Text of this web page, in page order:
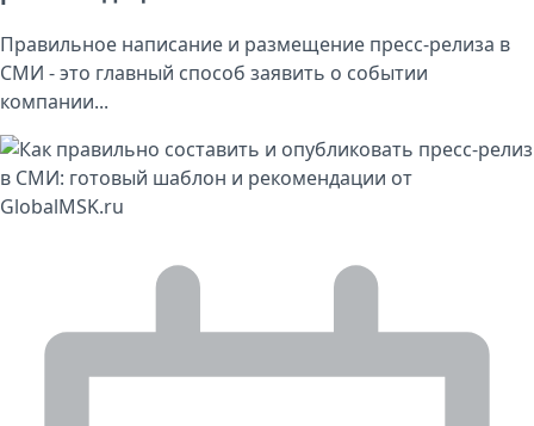
Правильное написание и размещение пресс-релиза в
СМИ - это главный способ заявить о событии
компании...